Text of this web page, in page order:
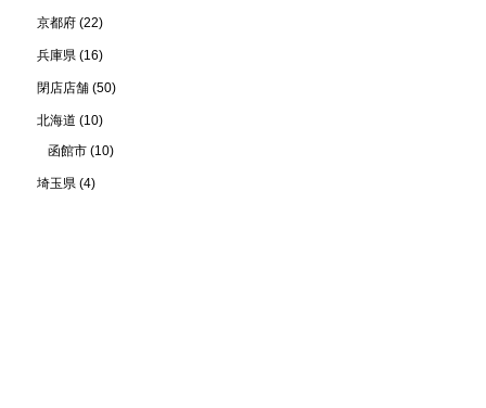
京都府 (22)
兵庫県 (16)
閉店店舗 (50)
北海道 (10)
函館市 (10)
埼玉県 (4)